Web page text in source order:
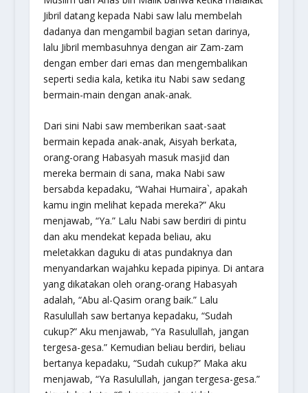
Jibril datang kepada Nabi saw lalu membelah
dadanya dan mengambil bagian setan darinya,
lalu Jibril membasuhnya dengan air Zam-zam
dengan ember dari emas dan mengembalikan
seperti sedia kala, ketika itu Nabi saw sedang
bermain-main dengan anak-anak.
Dari sini Nabi saw memberikan saat-saat
bermain kepada anak-anak, Aisyah berkata,
orang-orang Habasyah masuk masjid dan
mereka bermain di sana, maka Nabi saw
bersabda kepadaku, “Wahai Humaira`, apakah
kamu ingin melihat kepada mereka?” Aku
menjawab, “Ya.” Lalu Nabi saw berdiri di pintu
dan aku mendekat kepada beliau, aku
meletakkan daguku di atas pundaknya dan
menyandarkan wajahku kepada pipinya. Di antara
yang dikatakan oleh orang-orang Habasyah
adalah, “Abu al-Qasim orang baik.” Lalu
Rasulullah saw bertanya kepadaku, “Sudah
cukup?” Aku menjawab, “Ya Rasulullah, jangan
tergesa-gesa.” Kemudian beliau berdiri, beliau
bertanya kepadaku, “Sudah cukup?” Maka aku
menjawab, “Ya Rasulullah, jangan tergesa-gesa.”